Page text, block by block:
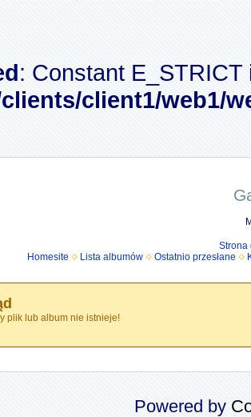
: Constant
client1/web1/
Strona
Homesite
Lista albumów Ostatnio przesłane
plik lub album nie istnieje!
Powered by